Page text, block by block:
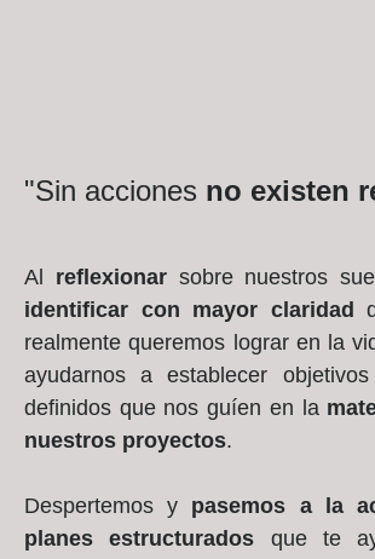
"Sin acciones no existen
Al reflexionarsobre nuestros
identificar con mayor claridad
realmente queremos lograr en la
ayudarnos a establecer
definidos que nos guíen en la
nuestros proyectos.
Despertemos y pasemos a la
planes estructurados que te